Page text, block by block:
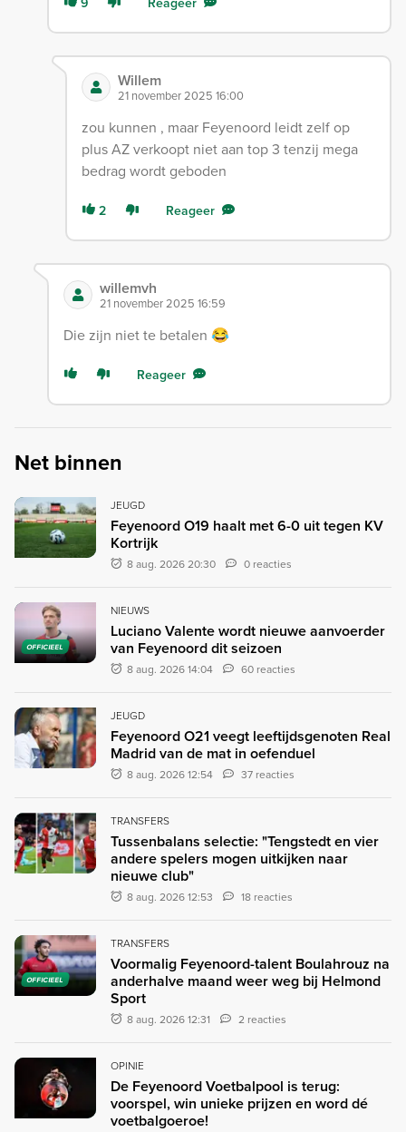
Willem
21 november 2025 16:00
zou kunnen , maar Feyenoord leidt zelf op
plus AZ verkoopt niet aan top 3 tenzij mega
bedrag wordt geboden
2 Reageer
willemvh
21 november 2025 16:59
Die zijn niet te betalen 😂
Reageer
Net binnen
JEUGD
Feyenoord O19 haalt met 6-0 uit tegen KV
Kortrijk
8 aug. 2026 20:30 0 reacties
OFFICIEEL
NIEUWS
Luciano Valente wordt nieuwe aanvoerder
van Feyenoord dit seizoen
8 aug. 2026 14:04 60 reacties
JEUGD
Feyenoord O21 veegt leeftijdsgenoten Real
Madrid van de mat in oefenduel
8 aug. 2026 12:54 37 reacties
TRANSFERS
Tussenbalans selectie: "Tengstedt en vier
andere spelers mogen uitkijken naar
nieuwe club"
8 aug. 2026 12:53 18 reacties
OFFICIEEL
TRANSFERS
Voormalig Feyenoord-talent Boulahrouz na
anderhalve maand weer weg bij Helmond
Sport
8 aug. 2026 12:31 2 reacties
OPINIE
De Feyenoord Voetbalpool is terug:
voorspel, win unieke prijzen en word dé
voetbalgoeroe!